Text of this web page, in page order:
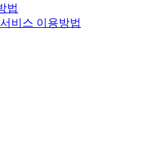
법
비스 이용방법